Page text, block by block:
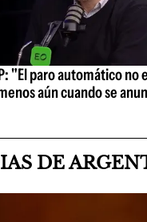
"El paro automático no
aún cuando se
DE